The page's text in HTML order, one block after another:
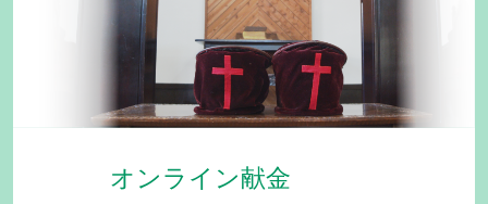
オンライン献金